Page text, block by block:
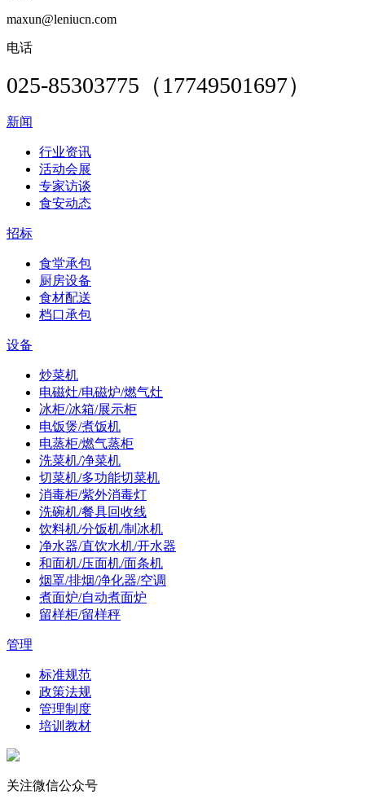
maxun@leniucn.com
电话
025-85303775（17749501697）
新闻
行业资讯
活动会展
专家访谈
食安动态
招标
食堂承包
厨房设备
食材配送
档口承包
设备
炒菜机
电磁灶/电磁炉/燃气灶
冰柜/冰箱/展示柜
电饭煲/煮饭机
电蒸柜/燃气蒸柜
洗菜机/净菜机
切菜机/多功能切菜机
消毒柜/紫外消毒灯
洗碗机/餐具回收线
饮料机/分饭机/制冰机
净水器/直饮水机/开水器
和面机/压面机/面条机
烟罩/排烟/净化器/空调
煮面炉/自动煮面炉
留样柜/留样秤
管理
标准规范
政策法规
管理制度
培训教材
关注微信公众号